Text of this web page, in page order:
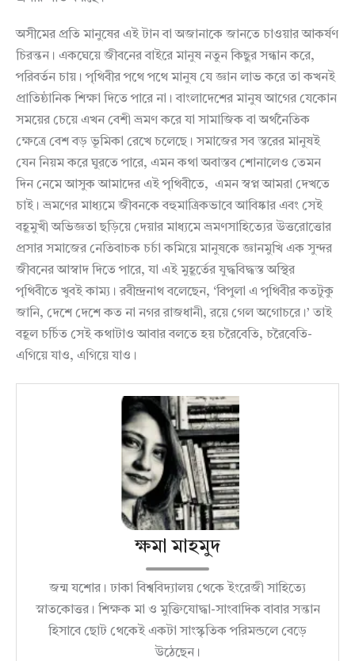
অসীমের প্রতি মানুষের এই টান বা অজানাকে জানতে চাওয়ার আকর্ষণ
চিরন্তন। একঘেয়ে জীবনের বাইরে মানুষ নতুন কিছুর সন্ধান করে,
পরিবর্তন চায়। পৃথিবীর পথে পথে মানুষ যে জ্ঞান লাভ করে তা কখনই
প্রাতিষ্ঠানিক শিক্ষা দিতে পারে না। বাংলাদেশের মানুষ আগের যেকোন
সময়ের চেয়ে এখন বেশী ভ্রমণ করে যা সামাজিক বা অর্থনৈতিক
ক্ষেত্রে বেশ বড় ভূমিকা রেখে চলেছে। সমাজের সব স্তরের মানুষই
যেন নিয়ম করে ঘুরতে পারে, এমন কথা অবাস্তব শোনালেও তেমন
দিন নেমে আসুক আমাদের এই পৃথিবীতে, এমন স্বপ্ন আমরা দেখতে
চাই। ভ্রমণের মাধ্যমে জীবনকে বহুমাত্রিকভাবে আবিষ্কার এবং সেই
বহূমুখী অভিজ্ঞতা ছড়িয়ে দেয়ার মাধ্যমে ভ্রমণসাহিত্যের উত্তরোত্তোর
প্রসার সমাজের নেতিবাচক চর্চা কমিয়ে মানুষকে জ্ঞানমুখি এক সুন্দর
জীবনের আস্বাদ দিতে পারে, যা এই মুহূর্তের যুদ্ধবিদ্ধস্ত অস্থির
পৃথিবীতে খুবই কাম্য। রবীন্দ্রনাথ বলেছেন, ‘বিপুলা এ পৃথিবীর কতটুকু
জানি, দেশে দেশে কত না নগর রাজধানী, রয়ে গেল অগোচরে।’ তাই
বহূল চর্চিত সেই কথাটাও আবার বলতে হয় চরৈবেতি, চরৈবেতি-
এগিয়ে যাও, এগিয়ে যাও।
ক্ষমা মাহমুদ
জন্ম যশোর। ঢাকা বিশ্ববিদ্যালয় থেকে ইংরেজী সাহিত্যে
স্নাতকোত্তর। শিক্ষক মা ও মুক্তিযোদ্ধা-সাংবাদিক বাবার সন্তান
হিসাবে ছোট থেকেই একটা সাংস্কৃতিক পরিমন্ডলে বেড়ে
উঠেছেন।